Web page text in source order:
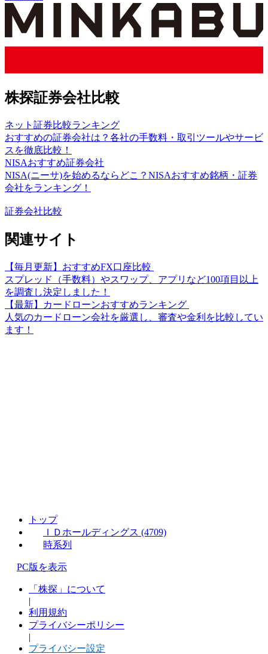
株探証券会社比較
ネット証券比較ランキング
おすすめの証券会社は？各社の手数料・取引ツールやサービ
スを徹底比較！
NISAおすすめ証券会社
NISA(ニーサ)を始めるならどこ？NISAおすすめ銘柄・証券
会社をランキング！
証券会社比較
関連サイト
【毎月更新】おすすめFX口座比較
スプレッド（手数料）やスワップ、アプリなど100項目以上
を調査し決定しました！
【最新】カードローンおすすめランキング
人気のカードローン会社を厳選し、審査や金利を比較してい
ます！
トップ
ＩＤホールディングス (4709)
時系列
PC版を表示
「株探」について
|
利用規約
プライバシーポリシー
|
プライバシー設定